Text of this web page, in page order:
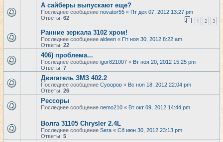
А сайберы выпускают еще?
Последнее сообщение novator55 « Пт дек 07, 2012 13:27 pm
Ответы: 62 1 2 3
Ранние зеркала 3102 хром!
Последнее сообщение aldeen « Пт ноя 30, 2012 8:22 am
Ответы: 22
406) проблема...
Последнее сообщение igor821007 « Вт ноя 20, 2012 15:25 pm
Ответы: 7
Двигатель ЗМЗ 402.2
Последнее сообщение Суворов « Вс ноя 18, 2012 22:04 pm
Ответы: 26
Рессоры
Последнее сообщение nemo210 « Вт окт 09, 2012 14:44 pm
Волга 31105 Chrysler 2.4L
Последнее сообщение Sera « Сб июн 30, 2012 23:13 pm
Ответы: 5